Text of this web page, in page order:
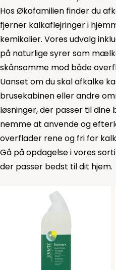
Hos Økofamilien finder du
fjerner kalkaflejringer i
kemikalier. Vores udvalg
på naturlige syrer som
skånsomme mod både
Uanset om du skal afkalke
brusekabinen eller andre
løsninger, der passer til dine
nemme at anvende og
overflader rene og fri for
Gå på opdagelse i vores
der passer bedst til dit hjem.